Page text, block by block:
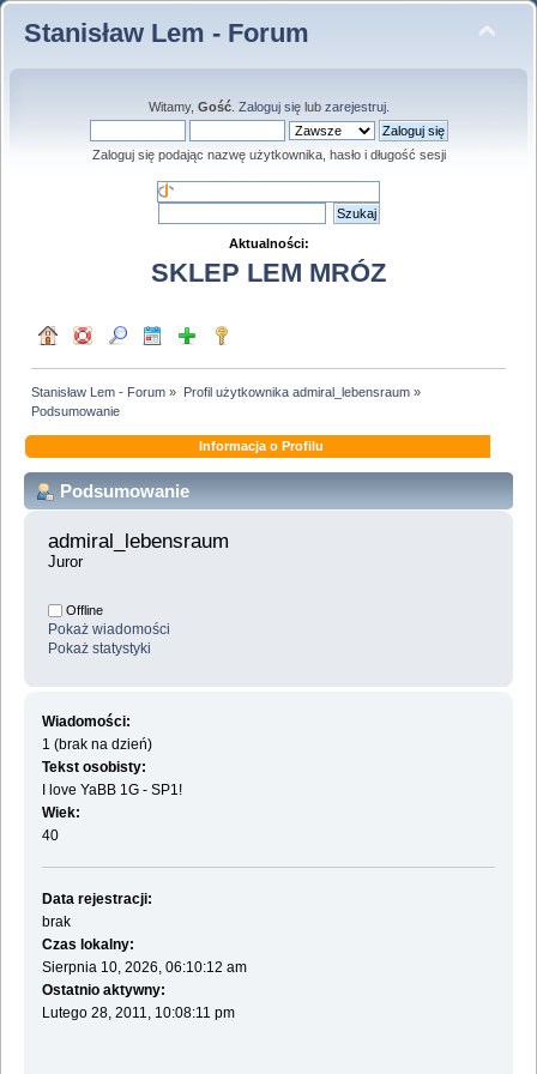
Stanisław Lem - Forum
Witamy, Gość. Zaloguj sięlub zarejestruj.
Zaloguj się podając nazwę użytkownika, hasło i długość sesji
Aktualności:
SKLEP LEM MRÓZ
Stanisław Lem - Forum » Profil użytkownika admiral_lebensraum»
Podsumowanie
Informacja o Profilu
Podsumowanie
admiral_lebensraum
Juror
Offline
Pokaż wiadomości
Pokaż statystyki
Wiadomości:
1 (brak na dzień)
Tekst osobisty:
I love YaBB 1G - SP1!
Wiek:
40
Data rejestracji:
brak
Czas lokalny:
Sierpnia 10, 2026, 06:10:12 am
Ostatnio aktywny:
Lutego 28, 2011, 10:08:11 pm